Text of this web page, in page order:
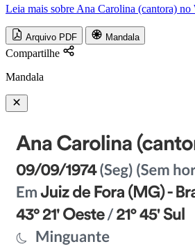
Leia mais sobre Ana Carolina (cantora) no
Arquivo PDF Mandala
Compartilhe
Mandala